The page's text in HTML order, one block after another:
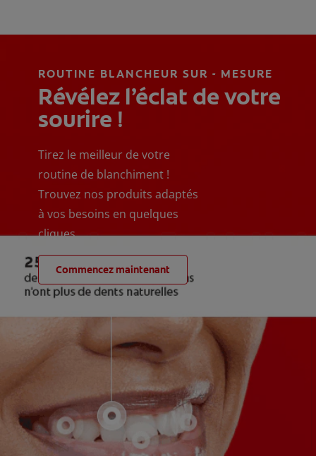
ROUTINE BLANCHEUR SUR - MESURE
Révélez l’éclat de votre
sourire !
Tirez le meilleur de votre
routine de blanchiment !
Trouvez nos produits adaptés
à vos besoins en quelques
cliques
Commencez maintenant